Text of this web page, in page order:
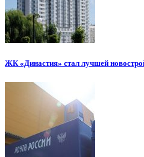
ЖК «Династия» стал лучшей